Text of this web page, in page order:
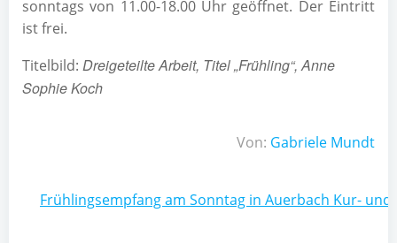
sonntags von 11.00-18.00 Uhr geöffnet. Der Eintritt
ist frei.
Titelbild: Dreigeteilte Arbeit, Titel „Frühling“, Anne
Sophie Koch
Von: Gabriele Mundt
Beitragsnavigation
Frühlingsempfang am Sonntag in Auerbach Kur-